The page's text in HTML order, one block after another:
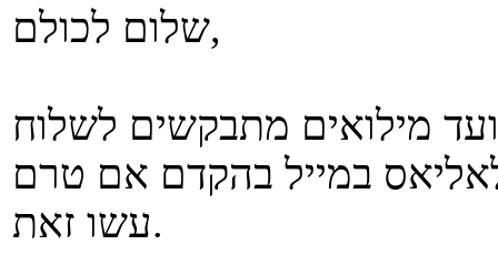
שלום לכולם,
מילואים מתבקשים לשלוח
במייל בהקדם אם טרם
עשו זאת.